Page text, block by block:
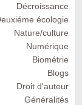
Décroissance
écologie
Nature/culture
Numérique
Biométrie
Blogs
Droit d'auteur
Généralités